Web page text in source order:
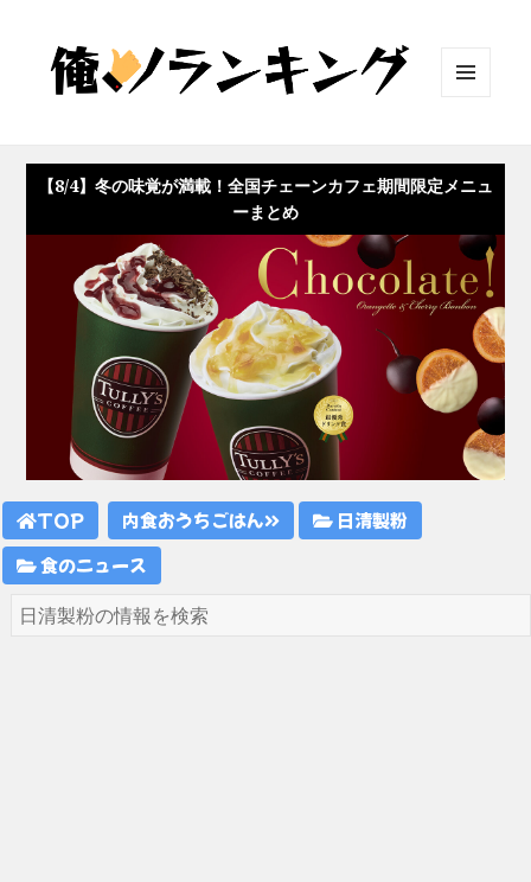
ット
【8/4】冬の味覚が満載！全国チェーンカフェ期間限定メニュ
ーまとめ
TOP 内食おうちごはん
日清製粉
食のニュース